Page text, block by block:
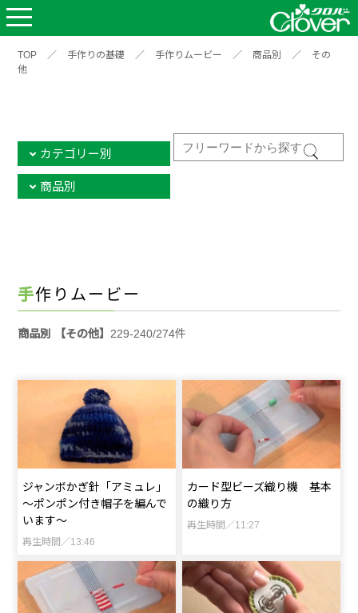
TOP ／ 手作りの基礎 ／ 手作りムービー ／ 商品別 ／
その
他
カテゴリー別
商品別
手作りムービー
商品別 【その他】 229-240/274件
ジャンボかぎ針「アミュレ」
～ポンポン付き帽子を編んで
います～
再生時間／13:46
カード型ビーズ織り機 基本
の織り方
再生時間／11:27